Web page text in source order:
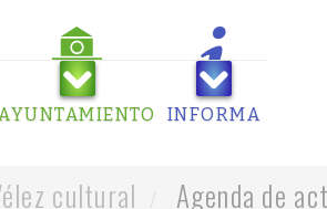
INFORMA
cultural Agenda de